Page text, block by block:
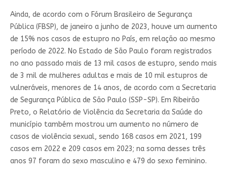
Ainda, de acordo com o Fórum Brasileiro de Segurança
Pública (FBSP), de janeiro a junho de 2023, houve um aumento
de 15% nos casos de estupro no País, em relação ao mesmo
período de 2022. No Estado de São Paulo foram registrados
no ano passado mais de 13 mil casos de estupro, sendo mais
de 3 mil de mulheres adultas e mais de 10 mil estupros de
vulneráveis, menores de 14 anos, de acordo com a Secretaria
de Segurança Pública de São Paulo (SSP-SP). Em Ribeirão
Preto, o Relatório de Violência da Secretaria da Saúde do
município também mostrou um aumento no número de
casos de violência sexual, sendo 168 casos em 2021, 199
casos em 2022 e 209 casos em 2023; na soma desses três
anos 97 foram do sexo masculino e 479 do sexo feminino.